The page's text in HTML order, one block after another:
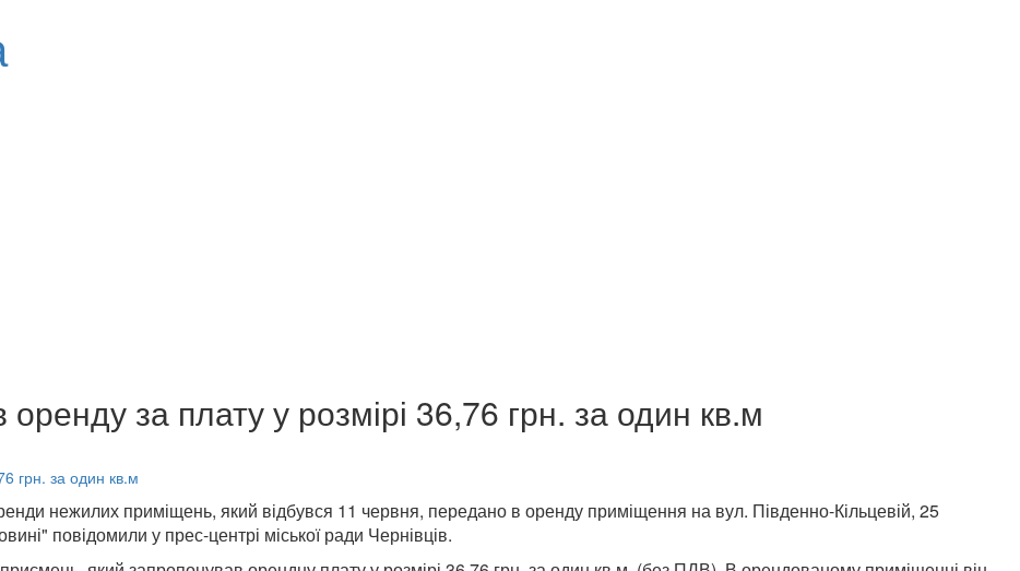
за плату у розмірі 36,76 грн. за один кв.м
нежилих приміщень, який відбувся 11 червня, передано в оренду приміщення на вул. Південно-Кільцевій, 25
повідомили у прес-центрі міської ради Чернівців.